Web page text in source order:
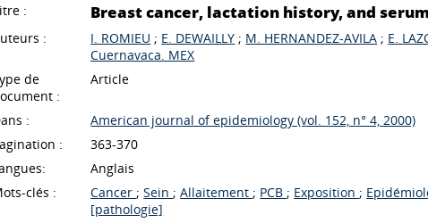
: Breast cancer, lactation history, and
: I. ROMIEU ; E. DEWAILLY ; M. HERNANDEZ-AVILA ; E.
Cuernavaca. MEX
de
:
Article
:
American journal of epidemiology (vol. 152, n° 4, 2000)
:
363-370
Anglais
clés :
Cancer ; Sein ; Allaitement ; PCB ; Exposition ;
[pathologie]